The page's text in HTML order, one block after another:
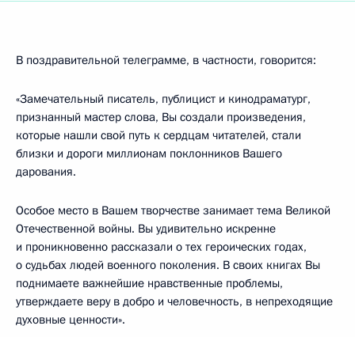
В поздравительной телеграмме, в частности, говорится:
«Замечательный писатель, публицист и кинодраматург,
признанный мастер слова, Вы создали произведения,
которые нашли свой путь к сердцам читателей, стали
близки и дороги миллионам поклонников Вашего
дарования.
Особое место в Вашем творчестве занимает тема Великой
Отечественной войны. Вы удивительно искренне
и проникновенно рассказали о тех героических годах,
о судьбах людей военного поколения. В своих книгах Вы
поднимаете важнейшие нравственные проблемы,
утверждаете веру в добро и человечность, в непреходящие
духовные ценности».